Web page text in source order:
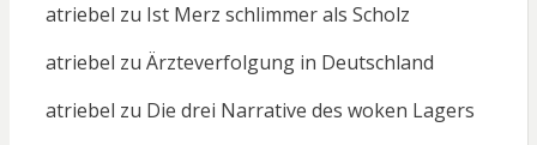
atriebel zu Ist Merz schlimmer als Scholz
atriebel zu Ärzteverfolgung in Deutschland
atriebel zu Die drei Narrative des woken Lagers